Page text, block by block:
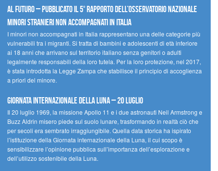
al futuro – Pubblicato il 5° rapporto dell’Osservatorio Nazionale
Minori Stranieri Non Accompagnati in Italia
I minori non accompagnati in Italia rappresentano una delle categorie più
vulnerabili tra i migranti. Si tratta di bambini e adolescenti di età inferiore
ai 18 anni che arrivano sul territorio italiano senza genitori o adulti
legalmente responsabili della loro tutela. Per la loro protezione, nel 2017,
è stata introdotta la Legge Zampa che stabilisce il principio di accoglienza
a priori del minore.
Giornata Internazionale della Luna – 20 luglio
Il 20 luglio 1969, la missione Apollo 11 e i due astronauti Neil Armstrong e
Buzz Aldrin misero piede sul suolo lunare, trasformando in realtà ciò che
per secoli era sembrato irraggiungibile. Quella data storica ha ispirato
l’istituzione della Giornata internazionale della Luna, il cui scopo è
sensibilizzare l’opinione pubblica sull’importanza dell’esplorazione e
dell’utilizzo sostenibile della Luna.